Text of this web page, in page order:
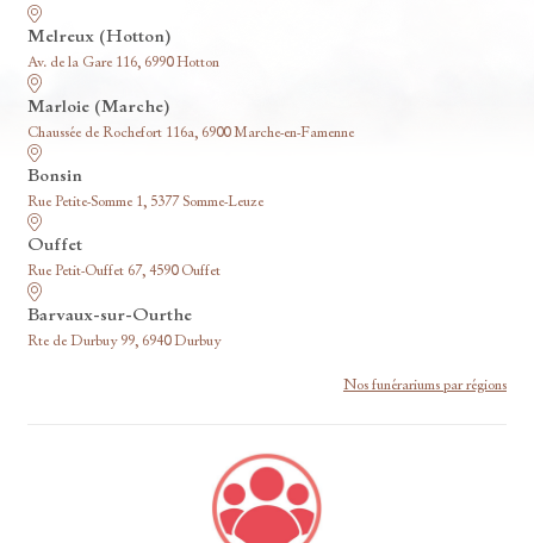
Melreux (Hotton)
Av. de la Gare 116, 6990 Hotton
Marloie (Marche)
Chaussée de Rochefort 116a, 6900 Marche-en-Famenne
Bonsin
Rue Petite-Somme 1, 5377 Somme-Leuze
Ouffet
Rue Petit-Ouffet 67, 4590 Ouffet
Barvaux-sur-Ourthe
Rte de Durbuy 99, 6940 Durbuy
Nos funérariums par régions